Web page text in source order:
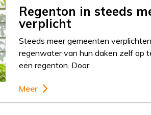
Regenton in steeds
verplicht
Steeds meer gemeenten
regenwater van hun daken zelf op
een regenton. Door…
Meer